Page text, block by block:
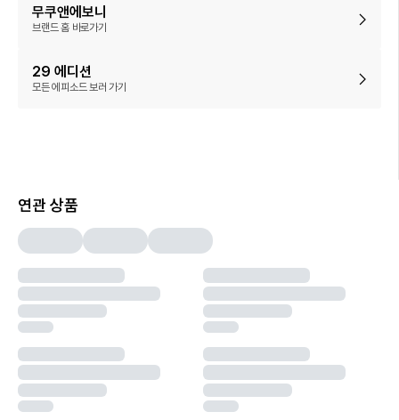
무쿠앤에보니
브랜드 홈 바로가기
29 에디션
모든 에피소드 보러 가기
연관 상품